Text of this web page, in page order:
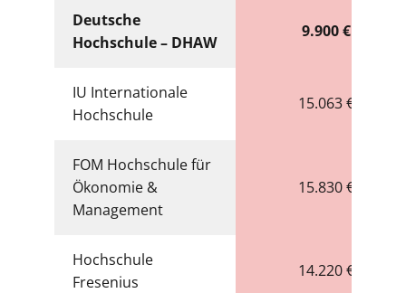
Deutsche
Hochschule– DHAW
9.900 €
IU Internationale
Hochschule
15.063 €
FOM Hochschule für
Ökonomie &
Management
15.830 €
Hochschule
Fresenius
14.220 €